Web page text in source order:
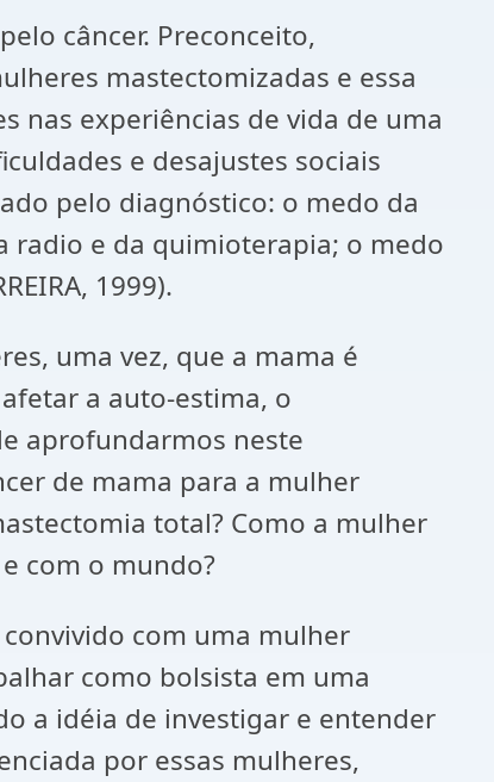
câncer. Preconceito,
mastectomizadas e essa
nas experiências de vida de uma
e desajustes sociais
pelo diagnóstico: o medo da
radio e da quimioterapia; o medo
1999).
uma vez, que a mama é
a auto-estima, o
aprofundarmos neste
de mama para a mulher
total? Como a mulher
com o mundo?
com uma mulher
como bolsista em uma
a idéia de investigar e entender
por essas mulheres,